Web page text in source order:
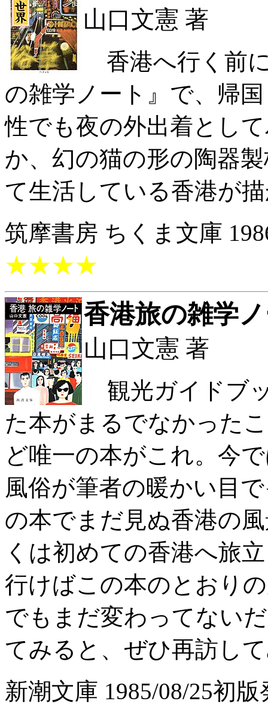
山口文憲 著
香港へ行く前
の雑学ノート』で、帰
性でも夜の外出着とし
か、幻の猫の形の陶器
て生活している香港が
筑摩書房 ちくま文庫
★★★★
香港旅の雑学
山口文憲 著
観光ガイドブ
た本がまるでなかった
ど唯一の本がこれ。今
風俗が筆者の暖かい目
の本でまだ見ぬ香港の
くは初めての香港へ旅
行けばこの本のとおり
でもまだ変わってない
てみると、ぜひ再訪し
新潮文庫 1985/08/25初